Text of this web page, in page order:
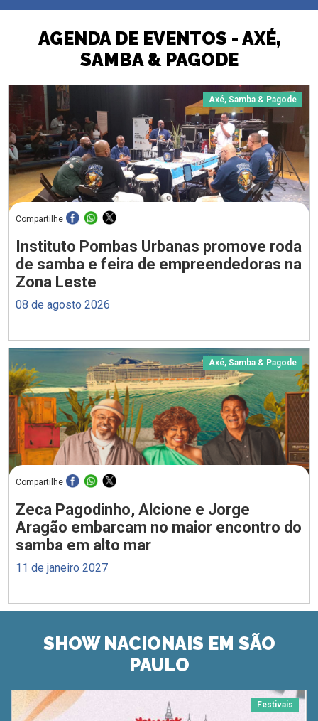
AGENDA DE EVENTOS - AXÉ,
SAMBA & PAGODE
Axé, Samba & Pagode
Compartilhe
Instituto Pombas Urbanas promove roda
de samba e feira de empreendedoras na
Zona Leste
08 de agosto 2026
Axé, Samba & Pagode
Compartilhe
Zeca Pagodinho, Alcione e Jorge
Aragão embarcam no maior encontro do
samba em alto mar
11 de janeiro 2027
SHOW NACIONAIS EM SÃO
PAULO
Festivais